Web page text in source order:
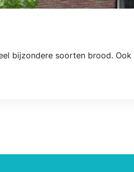
bijzondere soorten brood.